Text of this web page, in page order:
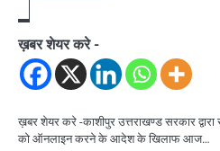
ख़बर शेयर करे -
ख़बर शेयर करे -काशीपुर उत्तराखण्ड सरकार
को ऑनलाइन करने के आदेश के खिलाफ आज…